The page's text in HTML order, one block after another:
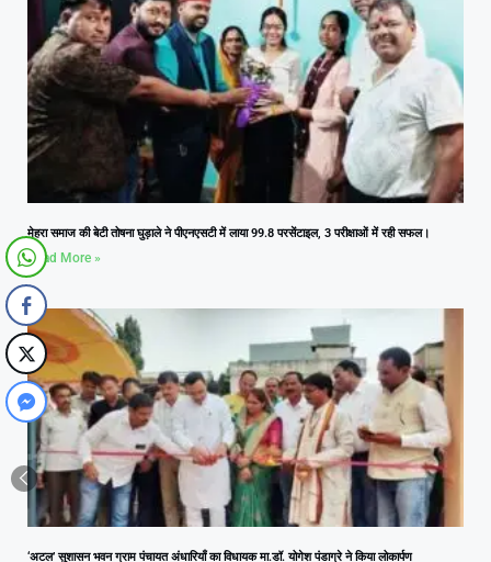
मेहरा समाज की बेटी तोषना घुड़ाले ने पीएनएसटी में लाया 99.8 परसेंटाइल, 3 परीक्षाओं में रही सफल।
Read More »
‘अटल’ सुशासन भवन ग्राम पंचायत अंधारियाँ का विधायक मा.डॉ. योगेश पंडाग्रे ने किया लोकार्पण